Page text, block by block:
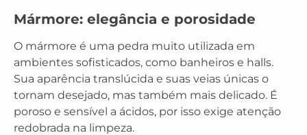
Mármore: elegância e porosidade
O mármore é uma pedra muito utilizada em
ambientes sofisticados, como banheiros e halls.
Sua aparência translúcida e suas veias únicas o
tornam desejado, mas também mais delicado. É
poroso e sensível a ácidos, por isso exige atenção
redobrada na limpeza.